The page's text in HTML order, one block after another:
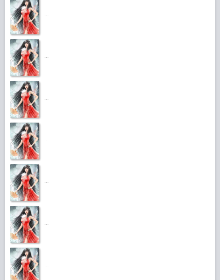
...
...
...
...
...
...
...